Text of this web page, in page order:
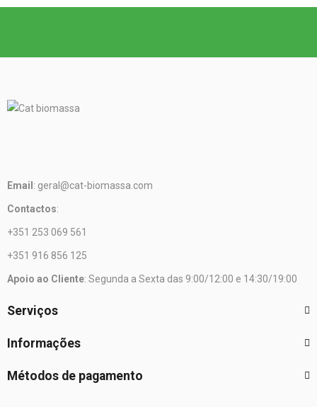
Email : geral@cat-biomassa.com
Contactos:
+351 253 069 561
+351 916 856 125
Apoio ao Cliente: Segunda a Sexta das 9:00/12:00 e 14:30/19:00
Serviços
Informações
Métodos de pagamento